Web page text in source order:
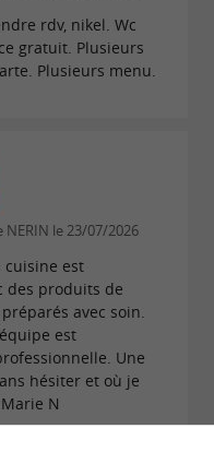
rdv, nikel. Wc
gratuit. Plusieurs
Plusieurs menu.
le 23/07/2026
cuisine est
des produits de
avec soin.
est
Une
hésiter et où je
N